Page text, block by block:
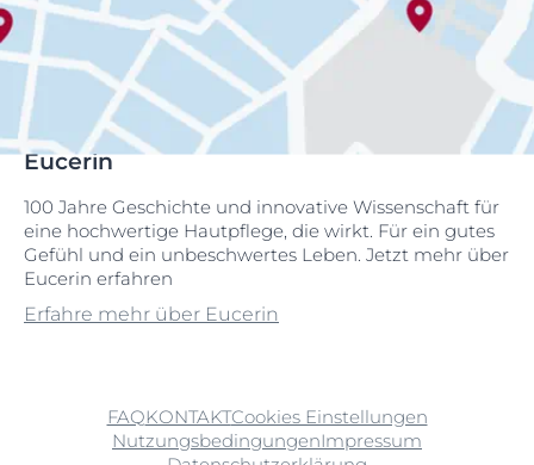
Eucerin
100 Jahre Geschichte und innovative Wissenschaft für
eine hochwertige Hautpflege, die wirkt. Für ein gutes
Gefühl und ein unbeschwertes Leben. Jetzt mehr über
Eucerin erfahren
Erfahre mehr über Eucerin
FAQKONTAKTCookies Einstellungen
NutzungsbedingungenImpressum